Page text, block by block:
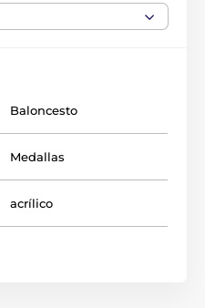
medallas de acrílico se
que se puede retirar
Baloncesto
Medallas
acrílico